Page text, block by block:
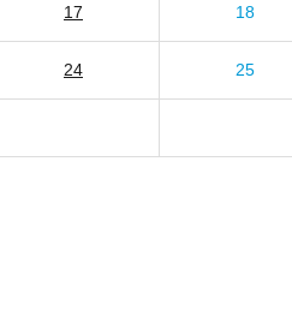
17 18
24 25